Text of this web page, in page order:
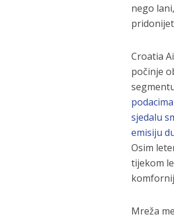
nego
Croatia
počinje
sjedalu
emisiju
Osim
tijekom
Mreža